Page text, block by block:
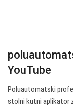
YouTube
Poluautomatski
stolni kutni aplikator